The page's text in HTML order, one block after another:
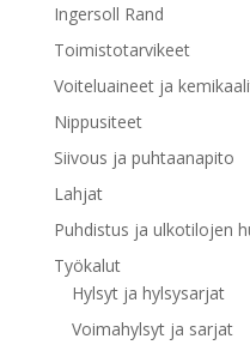
Ingersoll Rand
Toimistotarvikeet
Voiteluaineet ja
Nippusiteet
Siivous ja puhtaanapito
Lahjat
Puhdistus ja ulkotilojen
Työkalut
Hylsyt ja hylsysarjat
Voimahylsyt ja sarjat